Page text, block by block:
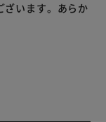
て認められた血圧
います。あらか